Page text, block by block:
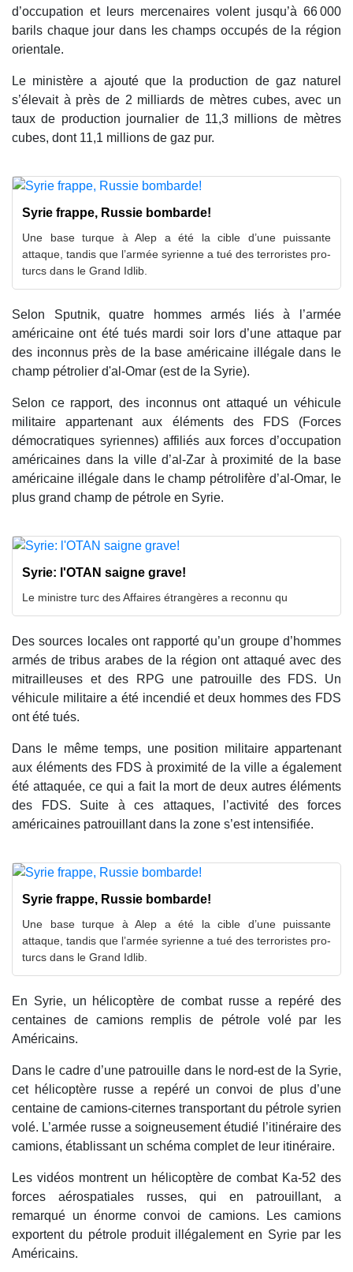
d’occupation et leurs mercenaires volent jusqu’à 66 000
barils chaque jour dans les champs occupés de la région
orientale.
Le ministère a ajouté que la production de gaz naturel
s’élevait à près de 2 milliards de mètres cubes, avec un
taux de production journalier de 11,3 millions de mètres
cubes, dont 11,1 millions de gaz pur.
Syrie frappe, Russie bombarde!
Une base turque à Alep a été la cible d’une puissante
attaque, tandis que l’armée syrienne a tué des terroristes pro-
turcs dans le Grand Idlib.
Selon Sputnik, quatre hommes armés liés à l’armée
américaine ont été tués mardi soir lors d’une attaque par
des inconnus près de la base américaine illégale dans le
champ pétrolier d'al-Omar (est de la Syrie).
Selon ce rapport, des inconnus ont attaqué un véhicule
militaire appartenant aux éléments des FDS (Forces
démocratiques syriennes) affiliés aux forces d’occupation
américaines dans la ville d’al-Zar à proximité de la base
américaine illégale dans le champ pétrolifère d’al-Omar, le
plus grand champ de pétrole en Syrie.
Syrie: l'OTAN saigne grave!
Le ministre turc des Affaires étrangères a reconnu qu
Des sources locales ont rapporté qu’un groupe d’hommes
armés de tribus arabes de la région ont attaqué avec des
mitrailleuses et des RPG une patrouille des FDS. Un
véhicule militaire a été incendié et deux hommes des FDS
ont été tués.
Dans le même temps, une position militaire appartenant
aux éléments des FDS à proximité de la ville a également
été attaquée, ce qui a fait la mort de deux autres éléments
des FDS. Suite à ces attaques, l’activité des forces
américaines patrouillant dans la zone s’est intensifiée.
Syrie frappe, Russie bombarde!
Une base turque à Alep a été la cible d’une puissante
attaque, tandis que l’armée syrienne a tué des terroristes pro-
turcs dans le Grand Idlib.
En Syrie, un hélicoptère de combat russe a repéré des
centaines de camions remplis de pétrole volé par les
Américains.
Dans le cadre d’une patrouille dans le nord-est de la Syrie,
cet hélicoptère russe a repéré un convoi de plus d’une
centaine de camions-citernes transportant du pétrole syrien
volé. L’armée russe a soigneusement étudié l’itinéraire des
camions, établissant un schéma complet de leur itinéraire.
Les vidéos montrent un hélicoptère de combat Ka-52 des
forces aérospatiales russes, qui en patrouillant, a
remarqué un énorme convoi de camions. Les camions
exportent du pétrole produit illégalement en Syrie par les
Américains.